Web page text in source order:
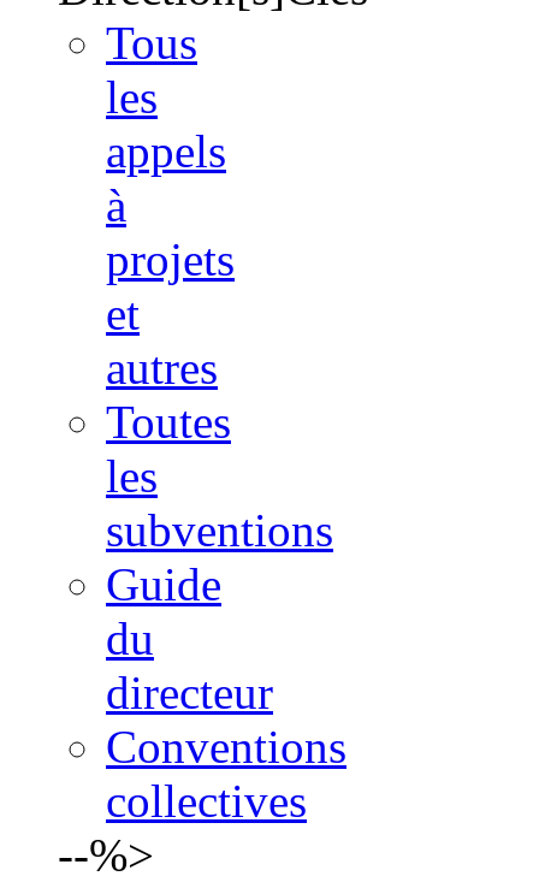
Tous
les
appels
à
projets
et
autres
Toutes
les
subventions
Guide
du
directeur
Conventions
collectives
--%>